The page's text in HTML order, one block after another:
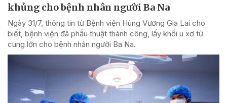
khủng cho bệnh nhân người Ba Na
Ngày 31/7, thông tin từ Bệnh viện Hùng Vương Gia Lai cho
biết, bệnh viện đã phẫu thuật thành công, lấy khối u xơ tử
cung lớn cho bệnh nhân người Ba Na.